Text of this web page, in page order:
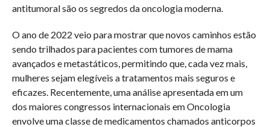
antitumoral são os segredos da oncologia moderna.
O ano de 2022 veio para mostrar que novos caminhos estão
sendo trilhados para pacientes com tumores de mama
avançados e metastáticos, permitindo que, cada vez mais,
mulheres sejam elegíveis a tratamentos mais seguros e
eficazes. Recentemente, uma análise apresentada em um
dos maiores congressos internacionais em Oncologia
envolve uma classe de medicamentos chamados anticorpos